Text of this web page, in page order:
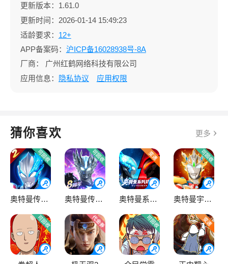
更新版本：1.61.0
更新时间：2026-01-14 15:49:23
适龄要求： 12+
APP备案码： 沪ICP备16028938号-8A
厂商：
广州红鹤网络科技有限公司
应用信息：
隐私协议 应用权限
猜你喜欢 更多
奥特曼传奇英雄2 奥特曼传奇英雄 奥特曼系列OL 奥特曼宇宙英雄